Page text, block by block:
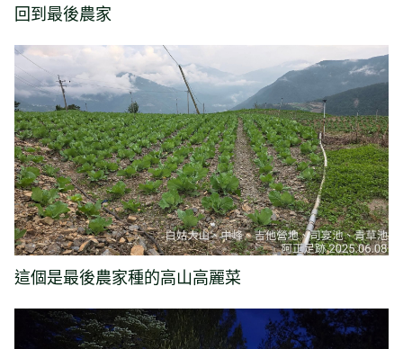
回到最後農家
這個是最後農家種的高山高麗菜